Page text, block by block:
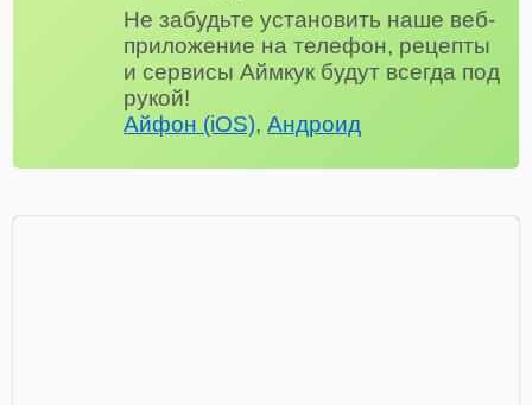
Не забудьте установить наше веб-
приложение на телефон, рецепты
и сервисы Аймкук будут всегда под
рукой!
Айфон (iOS),Андроид